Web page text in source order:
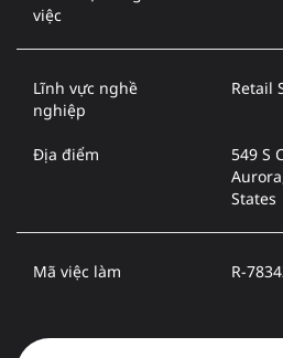
việc
Lĩnh vực nghề
nghiệp
Retail
Địa điểm
549 S
States
Mã việc làm R-